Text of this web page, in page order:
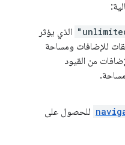
الذي يؤثر
للإضافات ومساحة
من القيود
للحصول على